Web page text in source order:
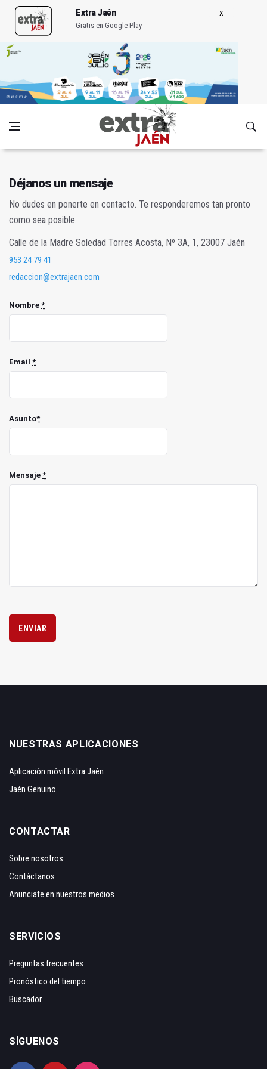
Extra Jaén
Gratis en Google Play
Déjanos un mensaje
No dudes en ponerte en contacto. Te responderemos tan pronto
como sea posible.
Calle de la Madre Soledad Torres Acosta, Nº 3A, 1, 23007 Jaén
953 24 79 41
redaccion@extrajaen.com
Nombre *
Email *
Asunto*
Mensaje *
ENVIAR
NUESTRAS APLICACIONES
Aplicación móvil Extra Jaén
Jaén Genuino
CONTACTAR
Sobre nosotros
Contáctanos
Anunciate en nuestros medios
SERVICIOS
Preguntas frecuentes
Pronóstico del tiempo
Buscador
SÍGUENOS